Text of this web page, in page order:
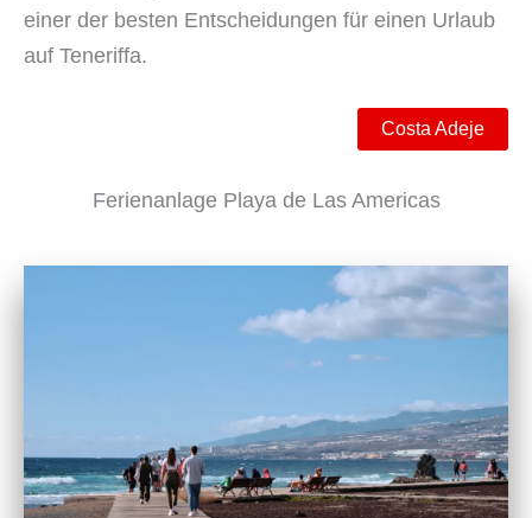
einer der besten Entscheidungen für einen Urlaub
auf Teneriffa.
Costa Adeje
Ferienanlage Playa de Las Americas